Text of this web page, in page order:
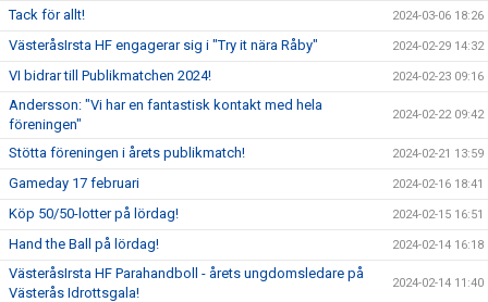
Tack för allt! 2024-03-06 18:26
VästeråsIrsta HF engagerar sig i "Try it nära Råby" 2024-02-29 14:32
VI bidrar till Publikmatchen 2024! 2024-02-23 09:16
Andersson: "Vi har en fantastisk kontakt med hela
föreningen"
2024-02-22 09:42
Stötta föreningen i årets publikmatch! 2024-02-21 13:59
Gameday 17 februari 2024-02-16 18:41
Köp 50/50-lotter på lördag! 2024-02-15 16:51
Hand the Ball på lördag! 2024-02-14 16:18
VästeråsIrsta HF Parahandboll - årets ungdomsledare på
Västerås Idrottsgala!
2024-02-14 11:40